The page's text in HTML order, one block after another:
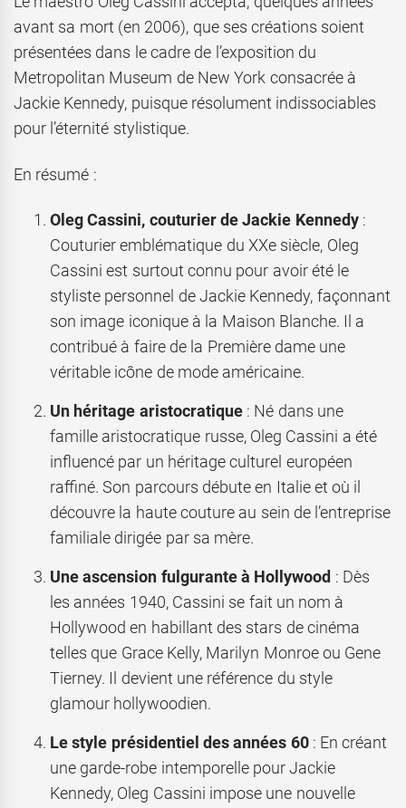
avant sa mort (en 2006), que ses créations soient
présentées dans le cadre de l’exposition du
Metropolitan Museum de New York consacrée à
Jackie Kennedy, puisque résolument indissociables
pour l’éternité stylistique.
En résumé :
Oleg Cassini, couturier de Jackie Kennedy:
Couturier emblématique du XXe siècle, Oleg
Cassini est surtout connu pour avoir été le
styliste personnel de Jackie Kennedy, façonnant
son image iconique à la Maison Blanche. Il a
contribué à faire de la Première dame une
véritable icône de mode américaine.
Un héritage aristocratique : Né dans une
famille aristocratique russe, Oleg Cassini a été
influencé par un héritage culturel européen
raffiné. Son parcours débute en Italie et où il
découvre la haute couture au sein de l’entreprise
familiale dirigée par sa mère.
Une ascension fulgurante à Hollywood : Dès
les années 1940, Cassini se fait un nom à
Hollywood en habillant des stars de cinéma
telles que Grace Kelly, Marilyn Monroe ou Gene
Tierney. Il devient une référence du style
glamour hollywoodien.
Le style présidentiel des années 60: En créant
une garde-robe intemporelle pour Jackie
Kennedy, Oleg Cassini impose une nouvelle